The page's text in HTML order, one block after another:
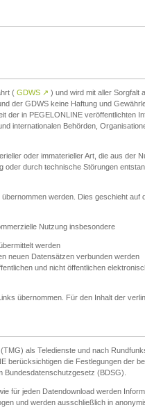
( GDWS ↗ ) und wird mit aller Sorgfalt
der GDWS keine Haftung und
der in PEGELONLINE veröffentlichten
internationalen Behörden,
oder immaterieller Art, die aus der
oder durch technische Störungen
werden. Dies geschieht auf
Nutzung insbesondere
werden
neuen Datensätzen verbunden werden
und nicht öffentlichen
übernommen. Für den Inhalt der
als Teledienste und nach
berücksichtigen die Festlegungen der
(BDSG).
für jeden Datendownload werden
und werden ausschließlich in